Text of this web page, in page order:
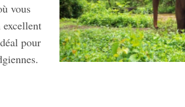
vous
excellent
pour